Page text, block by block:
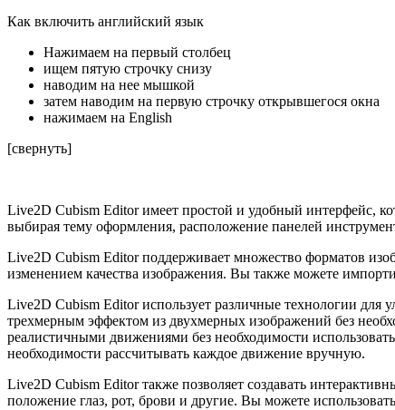
Как включить английский язык
Нажимаем на первый столбец
ищем пятую строчку снизу
наводим на нее мышкой
затем наводим на первую строчку открывшегося окна
нажимаем на English
[свернуть]
Live2D Cubism Editor имеет простой и удобный интерфейс,
выбирая тему оформления, расположение панелей
Live2D Cubism Editor поддерживает множество форматов
изменением качества изображения. Вы также можете
Live2D Cubism Editor использует различные технологии для
трехмерным эффектом из двухмерных изображений без
реалистичными движениями без необходимости
необходимости рассчитывать каждое движение вручную.
Live2D Cubism Editor также позволяет создавать
положение глаз, рот, брови и другие. Вы можете